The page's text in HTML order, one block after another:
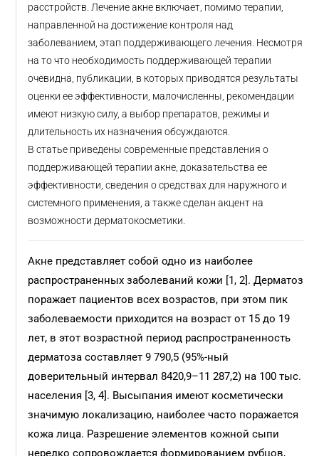
расстройств. Лечение акне включает, помимо терапии,
направленной на достижение контроля над
заболеванием, этап поддерживающего лечения. Несмотря
на то что необходимость поддерживающей терапии
очевидна, публикации, в которых приводятся результаты
оценки ее эффективности, малочисленны, рекомендации
имеют низкую силу, а выбор препаратов, режимы и
длительность их назначения обсуждаются.
В статье приведены современные представления о
поддерживающей терапии акне, доказательства ее
эффективности, сведения о средствах для наружного и
системного применения, а также сделан акцент на
возможности дерматокосметики.
Акне представляет собой одно из наиболее
распространенных заболеваний кожи [1, 2]. Дерматоз
поражает пациентов всех возрастов, при этом пик
заболеваемости приходится на возраст от 15 до 19
лет, в этот возрастной период распространенность
дерматоза составляет 9 790,5 (95%-ный
доверительный интервал 8420,9–11 287,2) на 100 тыс.
населения [3, 4]. Высыпания имеют косметически
значимую локализацию, наиболее часто поражается
кожа лица. Разрешение элементов кожной сыпи
нередко сопровождается формированием рубцов,